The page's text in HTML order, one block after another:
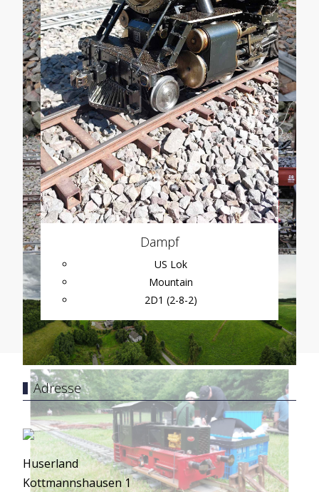
Dampf
US Lok
Mountain
2D1 (2-8-2)
Adresse
Huserland
Kottmannshausen 1